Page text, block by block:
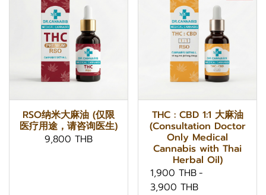
RSO纳米大麻油 (仅限
医疗用途，请咨询医生)
9,800 THB
THC : CBD 1:1 大麻油
(Consultation Doctor
Only Medical
Cannabis with Thai
Herbal Oil)
1,900 THB-
3,900 THB